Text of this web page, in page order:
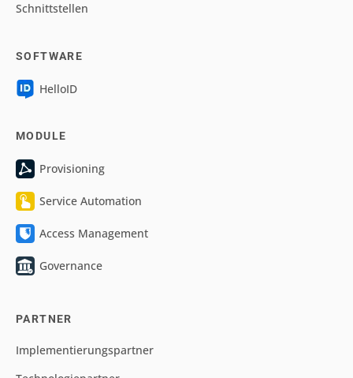
Schnittstellen
SOFTWARE
HelloID
MODULE
Provisioning
Service Automation
Access Management
Governance
PARTNER
Implementierungspartner